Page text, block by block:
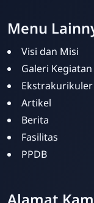
Menu
Visi dan Misi
Galeri Kegiatan
Ekstrakurikuler
Artikel
Berita
Fasilitas
PPDB